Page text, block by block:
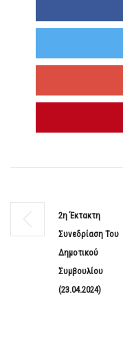
2η Έκτακτη
Συνεδρίαση Του
Δημοτικού
Συμβουλίου
(23.04.2024)